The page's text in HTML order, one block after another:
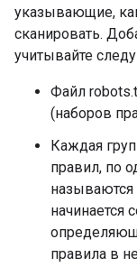
указывающие,
сканировать.
учитывайте
Файл
(наборов
Каждая
правил, по
начинается
правила в